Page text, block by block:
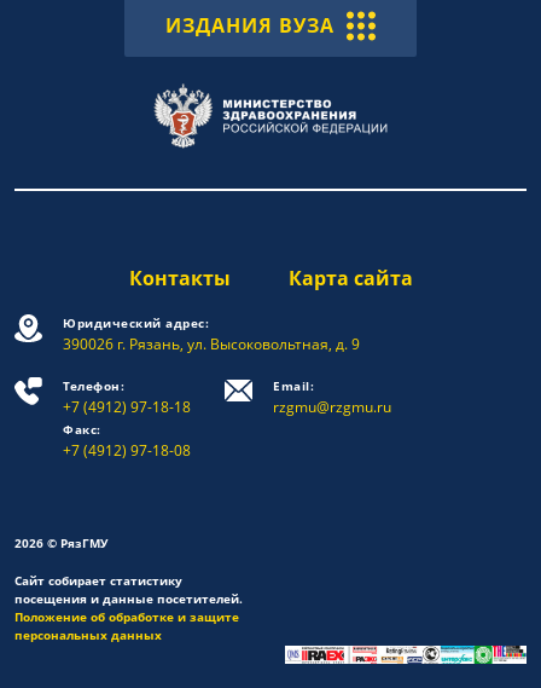
ИЗДАНИЯ ВУЗА
Контакты Карта сайта
Юридический адрес:
390026 г. Рязань, ул. Высоковольтная, д. 9
Телефон:
+7 (4912) 97-18-18
Факс:
+7 (4912) 97-18-08
Email:
rzgmu@rzgmu.ru
2026 © РязГМУ
Сайт собирает статистику
посещения и данные посетителей.
Положение об обработке и защите
персональных данных